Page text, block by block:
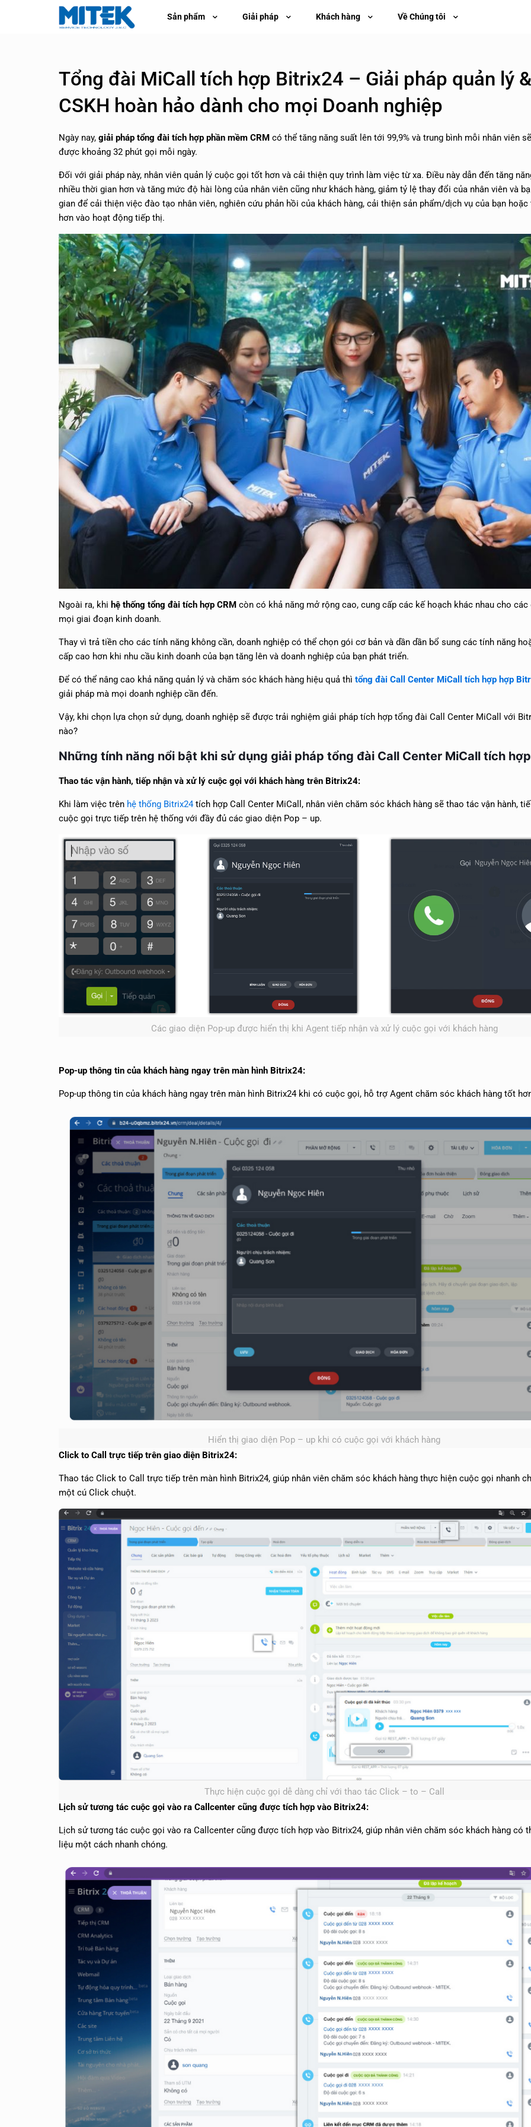
Sản phẩm Giải pháp Khách hàng Về Chúng tôi
Tổng đài MiCall tích hợp Bitrix24 – Giải pháp quản lý &
CSKH hoàn hảo dành cho mọi Doanh nghiệp
Ngày nay, giải pháp tổng đài tích hợp phần mềm CRM có thể tăng năng suất lên tới 99,9% và trung bình mỗi nhân viên
được khoảng 32 phút gọi mỗi ngày.
Đối với giải pháp này, nhân viên quản lý cuộc gọi tốt hơn và cải thiện quy trình làm việc từ xa. Điều này dẫn đến tăng
nhiều thời gian hơn và tăng mức độ hài lòng của nhân viên cũng như khách hàng, giảm tỷ lệ thay đổi của nhân viên và
gian để cải thiện việc đào tạo nhân viên, nghiên cứu phản hồi của khách hàng, cải thiện sản phẩm/dịch vụ của bạn hoặc
hơn vào hoạt động tiếp thị.
Ngoài ra, khi hệ thống tổng đài tích hợp CRM còn có khả năng mở rộng cao, cung cấp các kế hoạch khác nhau cho
mọi giai đoạn kinh doanh.
Thay vì trả tiền cho các tính năng không cần, doanh nghiệp có thể chọn gói cơ bản và dần dần bổ sung các tính năng
cấp cao hơn khi nhu cầu kinh doanh của bạn tăng lên và doanh nghiệp của bạn phát triển.
Để có thể nâng cao khả năng quản lý và chăm sóc khách hàng hiệu quả thì tổng đài Call Center MiCall tích hợp hợp
giải pháp mà mọi doanh nghiệp cần đến.
Vậy, khi chọn lựa chọn sử dụng, doanh nghiệp sẽ được trải nghiệm giải pháp tích hợp tổng đài Call Center MiCall với
nào?
Những tính năng nổi bật khi sử dụng giải pháp tổng đài Call Center MiCall tích
Thao tác vận hành, tiếp nhận và xử lý cuộc gọi với khách hàng trên Bitrix24:
Khi làm việc trên hệ thống Bitrix24tích hợp Call Center MiCall, nhân viên chăm sóc khách hàng sẽ thao tác vận hành,
cuộc gọi trực tiếp trên hệ thống với đầy đủ các giao diện Pop – up.
Các giao diện Pop-up được hiển thị khi Agent tiếp nhận và xử lý cuộc gọi với khách hàng
Pop-up thông tin của khách hàng ngay trên màn hình Bitrix24:
Pop-up thông tin của khách hàng ngay trên màn hình Bitrix24 khi có cuộc gọi, hỗ trợ Agent chăm sóc khách hàng tốt
Hiển thị giao diện Pop – up khi có cuộc gọi với khách hàng
Click to Call trực tiếp trên giao diện Bitrix24:
Thao tác Click to Call trực tiếp trên màn hình Bitrix24, giúp nhân viên chăm sóc khách hàng thực hiện cuộc gọi nhanh
một cú Click chuột.
Thực hiện cuộc gọi dễ dàng chỉ với thao tác Click – to – Call
Lịch sử tương tác cuộc gọi vào ra Callcenter cũng được tích hợp vào Bitrix24:
Lịch sử tương tác cuộc gọi vào ra Callcenter cũng được tích hợp vào Bitrix24, giúp nhân viên chăm sóc khách hàng có
liệu một cách nhanh chóng.